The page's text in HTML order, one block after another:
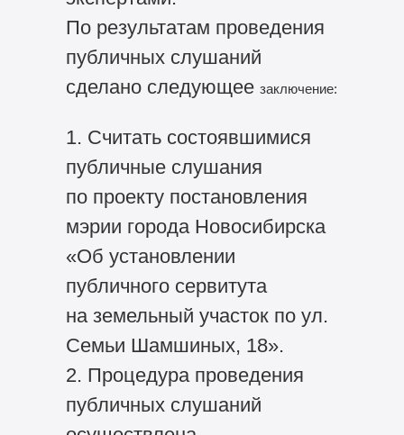
По результатам проведения
публичных слушаний
сделано следующее заключение:
1. Считать состоявшимися
публичные слушания
по проекту постановления
мэрии города Новосибирска
«Об установлении
публичного сервитута
на земельный участок по ул.
Семьи Шамшиных, 18».
2. Процедура проведения
публичных слушаний